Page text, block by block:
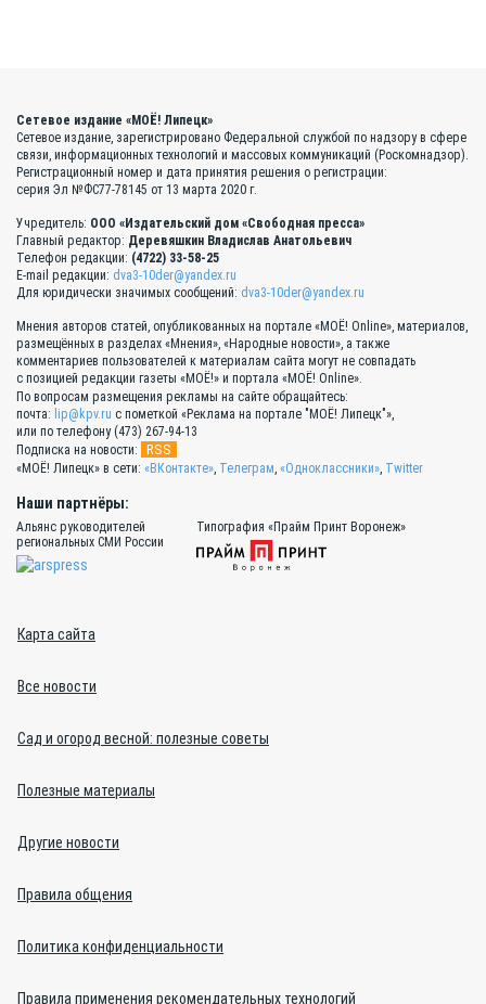
Сетевое издание «МОЁ! Липецк»
Сетевое издание, зарегистрировано Федеральной службой по надзору в сфере
связи, информационных технологий и массовых коммуникаций (Роскомнадзор).
Регистрационный номер и дата принятия решения о регистрации:
серия Эл №ФС77-78145 от 13 марта 2020 г.
Учредитель: ООО «Издательский дом «Свободная пресса»
Главный редактор: Деревяшкин Владислав Анатольевич
Телефон редакции: (4722) 33-58-25
E-mail редакции: dva3-10der@yandex.ru
Для юридически значимых сообщений: dva3-10der@yandex.ru
Мнения авторов статей, опубликованных на портале «МОЁ! Online», материалов,
размещённых в разделах «Мнения», «Народные новости», а также
комментариев пользователей к материалам сайта могут не совпадать
с позицией редакции газеты «МОЁ!» и портала «МОЁ! Online».
По вопросам размещения рекламы на сайте обращайтесь:
почта: lip@kpv.ru с пометкой «Реклама на портале "МОЁ! Липецк"»,
или по телефону (473) 267-94-13
Подписка на новости:
RSS
«МОЁ! Липецк» в сети: «ВКонтакте», Телеграм, «Одноклассники», Twitter
Наши партнёры:
Альянс руководителей
региональных СМИ России
Типография «Прайм Принт Воронеж»
Карта сайта
Все новости
Сад и огород весной: полезные советы
Полезные материалы
Другие новости
Правила общения
Политика конфиденциальности
Правила применения рекомендательных технологий